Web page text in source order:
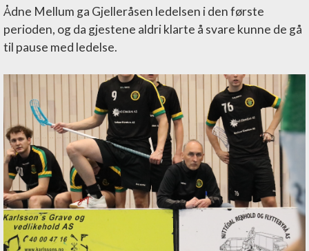
Ådne Mellum ga Gjelleråsen ledelsen i den første
perioden, og da gjestene aldri klarte å svare kunne de gå
til pause med ledelse.